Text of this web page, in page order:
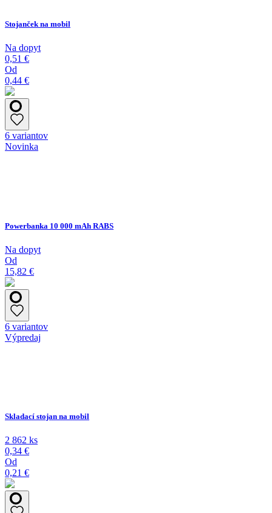
Stojanček na mobil
Na dopyt
0,51 €
Od
0,44 €
6 variantov
Novinka
Powerbanka 10 000 mAh RABS
Na dopyt
Od
15,82 €
6 variantov
Výpredaj
Skladací stojan na mobil
2 862 ks
0,34 €
Od
0,21 €